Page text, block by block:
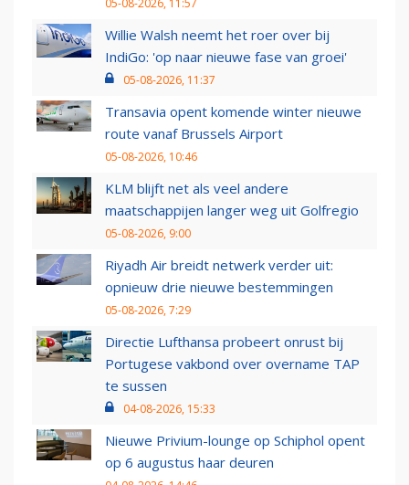
Willie Walsh neemt het roer over bij
IndiGo: 'op naar nieuwe fase van groei'
05-08-2026, 11:37
Transavia opent komende winter nieuwe
route vanaf Brussels Airport
05-08-2026, 10:46
KLM blijft net als veel andere
maatschappijen langer weg uit Golfregio
05-08-2026, 9:00
Riyadh Air breidt netwerk verder uit:
opnieuw drie nieuwe bestemmingen
05-08-2026, 7:29
Directie Lufthansa probeert onrust bij
Portugese vakbond over overname TAP
te sussen
04-08-2026, 15:33
Nieuwe Privium-lounge op Schiphol opent
op 6 augustus haar deuren